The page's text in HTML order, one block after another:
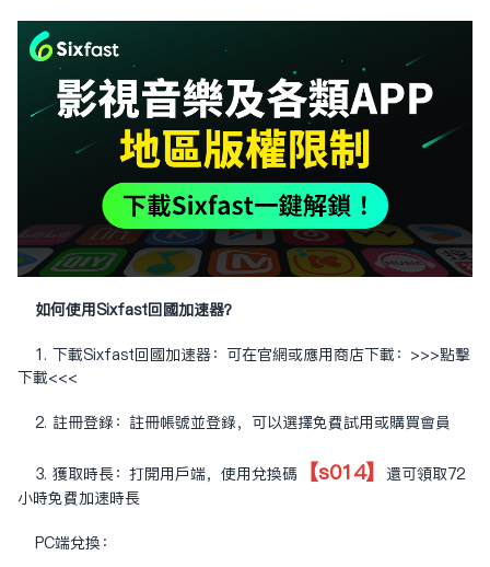
如何使用Sixfast回國加速器？
1. 下載Sixfast回國加速器：可在官網或應用商店下載： >>>點擊
下載<<<
2. 註冊登錄：註冊帳號並登錄，可以選擇免費試用或購買會員
3. 獲取時長：打開用戶端，使用兌換碼 【s014】
還可領取72
小時免費加速時長
PC端兌換：